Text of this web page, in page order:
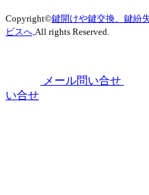
Copyright©鍵開けや鍵交換、鍵紛
ビスへ,All rights Reserved.
メール問い合せ
い合せ